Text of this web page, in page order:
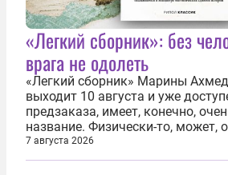
«Легкий сборник»: без
врага не одолеть
«Легкий сборник» Марины
выходит 10 августа и уже
предзаказа, имеет, конечно,
название. Физически-то, может,
относительно. Но
безотносительно тяжелый.
7 августа 2026